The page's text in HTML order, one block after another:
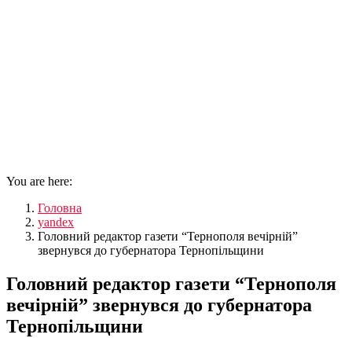
You are here:
Головна
yandex
Головний редактор газети “Тернополя вечірній”
звернувся до губернатора Тернопільщини
Головний редактор газети “Тернополя
вечірній” звернувся до губернатора
Тернопільщини